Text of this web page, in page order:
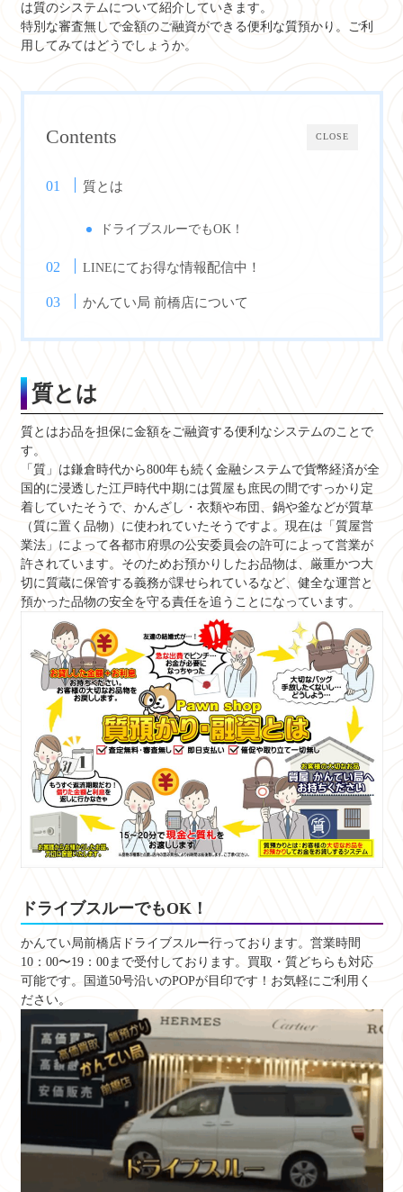
は質のシステムについて紹介していきます。
特別な審査無しで金額のご融資ができる便利な質預かり。ご利
用してみてはどうでしょうか。
CLOSE
Contents
質とは
ドライブスルーでもOK！
LINEにてお得な情報配信中！
かんてい局 前橋店について
質とは
質とはお品を担保に金額をご融資する便利なシステムのことで
す。
「質」は鎌倉時代から800年も続く金融システムで貨幣経済が全
国的に浸透した江戸時代中期には質屋も庶民の間ですっかり定
着していたそうで、かんざし・衣類や布団、鍋や釜などが質草
（質に置く品物）に使われていたそうですよ。現在は「質屋営
業法」によって各都市府県の公安委員会の許可によって営業が
許されています。そのためお預かりしたお品物は、厳重かつ大
切に質蔵に保管する義務が課せられているなど、健全な運営と
預かった品物の安全を守る責任を追うことになっています。
ドライブスルーでもOK！
かんてい局前橋店ドライブスルー行っております。営業時間
10：00〜19：00まで受付しております。買取・質どちらも対応
可能です。国道50号沿いのPOPが目印です！お気軽にご利用く
ださい。